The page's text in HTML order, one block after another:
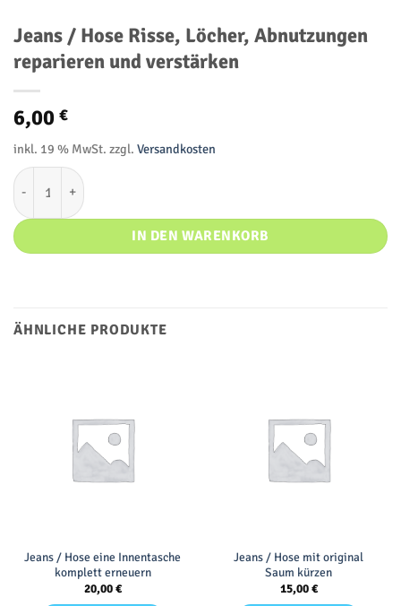
Jeans / Hose Risse, Löcher, Abnutzungen
reparieren und verstärken
6,00 €
inkl. 19 % MwSt. zzgl. Versandkosten
Jeans / Hose Risse, Löcher, Abnutzungen reparieren und verstärken
IN DEN WARENKORB
ÄHNLICHE PRODUKTE
Jeans / Hose eine Innentasche
komplett erneuern
20,00€
Jeans / Hose mit original
Saum kürzen
15,00€